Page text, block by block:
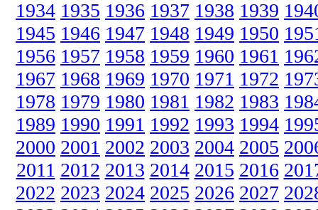
1934 1935 1936 1937 1938 1939
1945 1946 1947 1948 1949 1950
1956 1957 1958 1959 1960 1961
1967 1968 1969 1970 1971 1972
1978 1979 1980 1981 1982 1983
1989 1990 1991 1992 1993 1994
2000 2001 2002 2003 2004 2005
2011 2012 2013 2014 2015 2016
2022 2023 2024 2025 2026 2027